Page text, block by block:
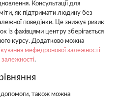
Консультації для
як підтримати людину без
поведінки. Це знижує ризик
із фахівцями центру зберігається
курсу. Додатково можна
мефедронової залежності
залежності.
допомоги, також можна